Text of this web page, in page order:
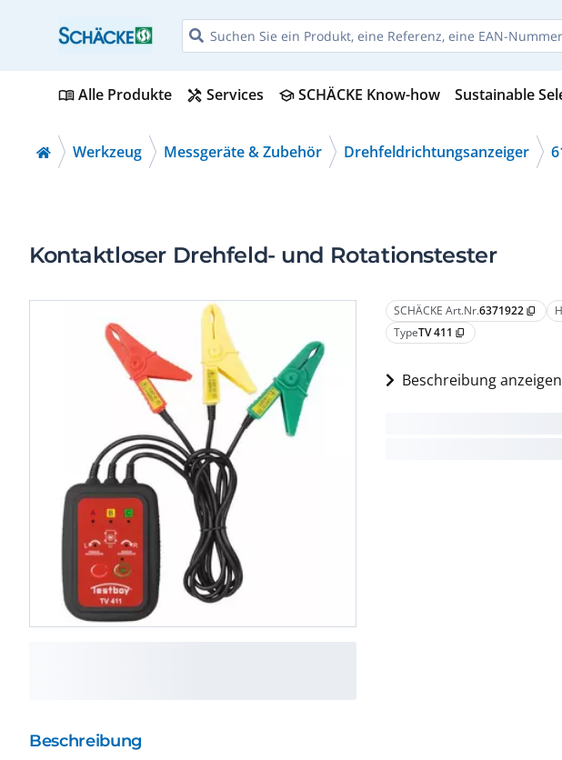
menu_bookAlle Produkte handyman Services schoolSCHÄCKE Know-how Sustainable
Werkzeug Messgeräte & Zubehör Drehfeldrichtungsanzeiger
Kontaktloser Drehfeld- und Rotationstester
SCHÄCKE Art.Nr.6371922 content_copy
TypeTV 411 content_copy
Beschreibung anzeigen
Beschreibung